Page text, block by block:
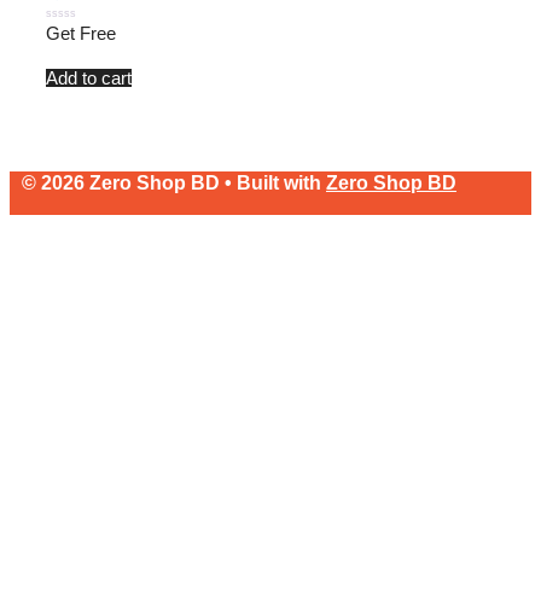
0
out
Get Free
Add to cart
© 2026 Zero Shop BD • Built with Zero Shop BD